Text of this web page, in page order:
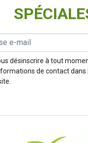
désinscrire à tout
de contact dans